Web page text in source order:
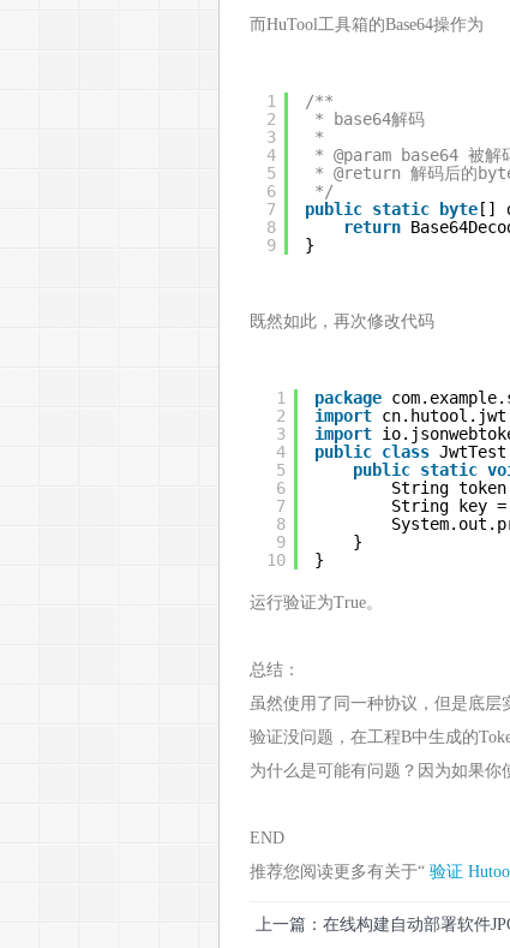
而HuTool工具箱的Base64操作为
1
2
3
4
5
6
7
8
9
/**
* base64解码
*
* @param base64 被解
* @return 解码后的
*/
public static byte []
return
}
既然如此，再次修改代码
1
2
3
4
5
6
7
8
9
10
package
import
import
public class JwtTest
public static
String token
String key =
}
}
运行验证为True。
总结：
虽然使用了同一种协议，但是底层
验证没问题，在工程B中生成的
为什么是可能有问题？因为如果你
END
推荐您阅读更多有关于“ 验证
上一篇：在线构建自动部署软件